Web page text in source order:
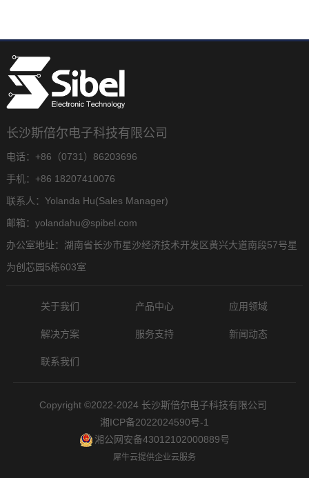
长沙斯倍尔电子科技有限公司
电话：+86（0731）86203696
手机：+86 18207410076
联系人：Yolanda Hu(Sales Manager)
邮箱：yolandahu@spibel.com
办公室地址：湖南省长沙市星沙经济技术开发区黄兴大道南段57号星
为创芯园5栋603室
关于我们 产品中心 应用领域
解决方案 服务支持 新闻动态
联系我们
Copyright ©2022-2024 长沙斯倍尔电子科技有限公司
湘ICP备2022024590号-1
湘公网安备43012102000889号
犀牛云提供企业云服务